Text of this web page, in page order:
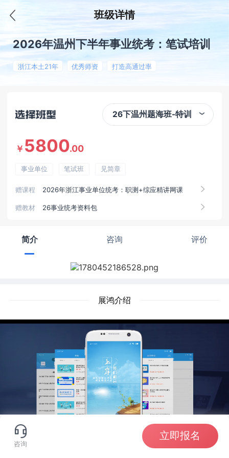
班级详情
2026年温州下半年事业统考：笔试培训
浙江本土21年 优秀师资 打造高通过率
26下温州题海班-特训
￥ 5800.00
事业单位 笔试班 见简章
赠课程 2026年浙江事业单位统考：职测+综应精讲网课
赠教材 26事业统考资料包
简介 咨询 评价
展鸿介绍
咨询
立即报名